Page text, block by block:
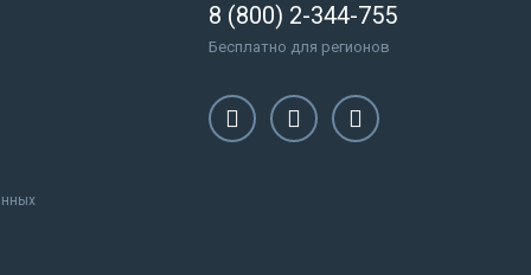
8 (800) 2-344-755
Бесплатно для регионов